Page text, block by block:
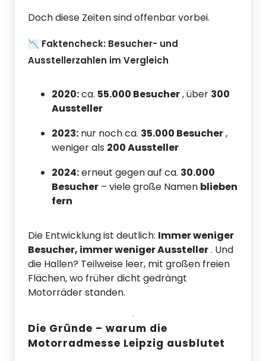
Doch diese Zeiten sind offenbar vorbei.
📉 Faktencheck: Besucher- und
Ausstellerzahlen im Vergleich
2020:ca. 55.000 Besucher, über 300
Aussteller
2023: nur noch ca. 35.000 Besucher,
weniger als 200 Aussteller
2024:erneut gegen auf ca. 30.000
Besucher – viele große Namen blieben
fern
Die Entwicklung ist deutlich: Immer weniger
Besucher, immer weniger Aussteller. Und
die Hallen? Teilweise leer, mit großen freien
Flächen, wo früher dicht gedrängt
Motorräder standen.
Die Gründe – warum die
Motorradmesse Leipzig ausblutet